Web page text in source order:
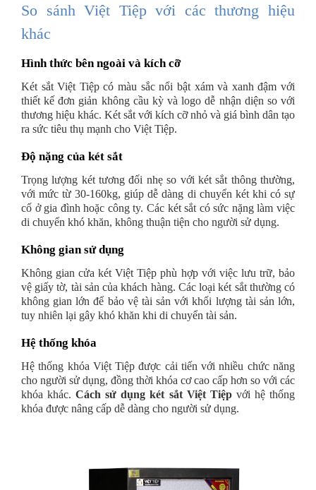
So sánh Việt Tiệp với các thương hiệu
khác
Hình thức bên ngoài và kích cỡ
Két sắt Việt Tiệp có màu sắc nổi bật xám và xanh đậm với
thiết kế đơn giản không cầu kỳ và logo dễ nhận diện so với
thương hiệu khác. Két sắt với kích cỡ nhỏ và giá bình dân tạo
ra sức tiêu thụ mạnh cho Việt Tiệp.
Độ nặng của két sắt
Trọng lượng két tương đối nhẹ so với két sắt thông thường,
với mức từ 30-160kg, giúp dễ dàng di chuyển két khi có sự
cố ở gia đình hoặc công ty. Các két sắt có sức nặng làm việc
di chuyển khó khăn, không thuận tiện cho người sử dụng.
Không gian sử dụng
Không gian cửa két Việt Tiệp phù hợp với việc lưu trữ, bảo
vệ giấy tờ, tài sản của khách hàng. Các loại két sắt thường có
không gian lớn để bảo vệ tài sản với khối lượng tài sản lớn,
tuy nhiên lại gây khó khăn khi di chuyển tài sản.
Hệ thống khóa
Hệ thống khóa Việt Tiệp được cải tiến với nhiều chức năng
cho người sử dụng, đồng thời khóa cơ cao cấp hơn so với các
khóa khác.Cách sử dụng két sắt Việt Tiệpvới hệ thống
khóa được nâng cấp dễ dàng cho người sử dụng.